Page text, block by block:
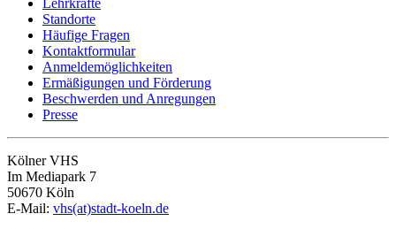
Standorte
Häufige Fragen
Kontaktformular
Anmeldemöglichkeiten
Ermäßigungen und Förderung
Beschwerden und Anregungen
Presse
Kölner VHS
Im Mediapark 7
50670 Köln
E-Mail: vhs(at)stadt-koeln.de